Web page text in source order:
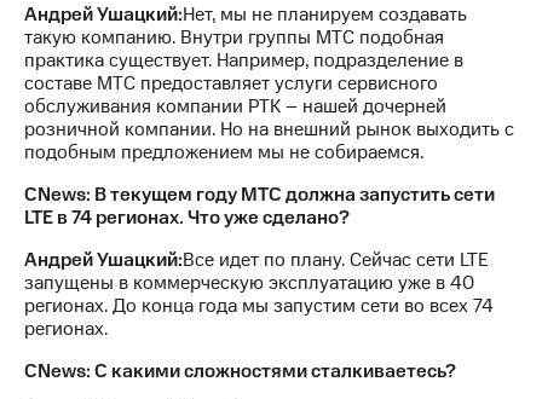
Андрей Ушацкий:Нет, мы не планируем создавать
такую компанию. Внутри группы МТС подобная
практика существует. Например, подразделение в
составе МТС предоставляет услуги сервисного
обслуживания компании РТК – нашей дочерней
розничной компании. Но на внешний рынок выходить с
подобным предложением мы не собираемся.
CNews: В текущем году МТС должна запустить сети
LTE в 74 регионах. Что уже сделано?
Андрей Ушацкий:Все идет по плану. Сейчас сети LTE
запущены в коммерческую эксплуатацию уже в 40
регионах. До конца года мы запустим сети во всех 74
регионах.
CNews: С какими сложностями сталкиваетесь?